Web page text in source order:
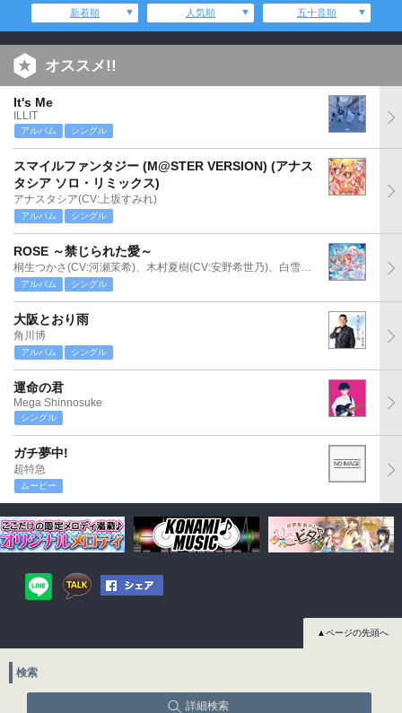
新着順 人気順 五十音順
オススメ!!
It's Me
ILLIT
アルバム シングル
スマイルファンタジー (M@STER VERSION) (アナス
タシア ソロ・リミックス)
アナスタシア(CV:上坂すみれ)
アルバム シングル
ROSE ～禁じられた愛～
桐生つかさ(CV:河瀬茉希)、木村夏樹(CV:安野希世乃)、白雪千夜(CV:関口理咲)
アルバム シングル
大阪とおり雨
角川博
アルバム シングル
運命の君
Mega Shinnosuke
シングル
ガチ夢中!
超特急
ムービー
▲ページの先頭へ
検索
詳細検索